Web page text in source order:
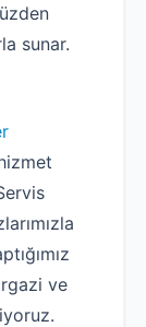
sunar.
ve